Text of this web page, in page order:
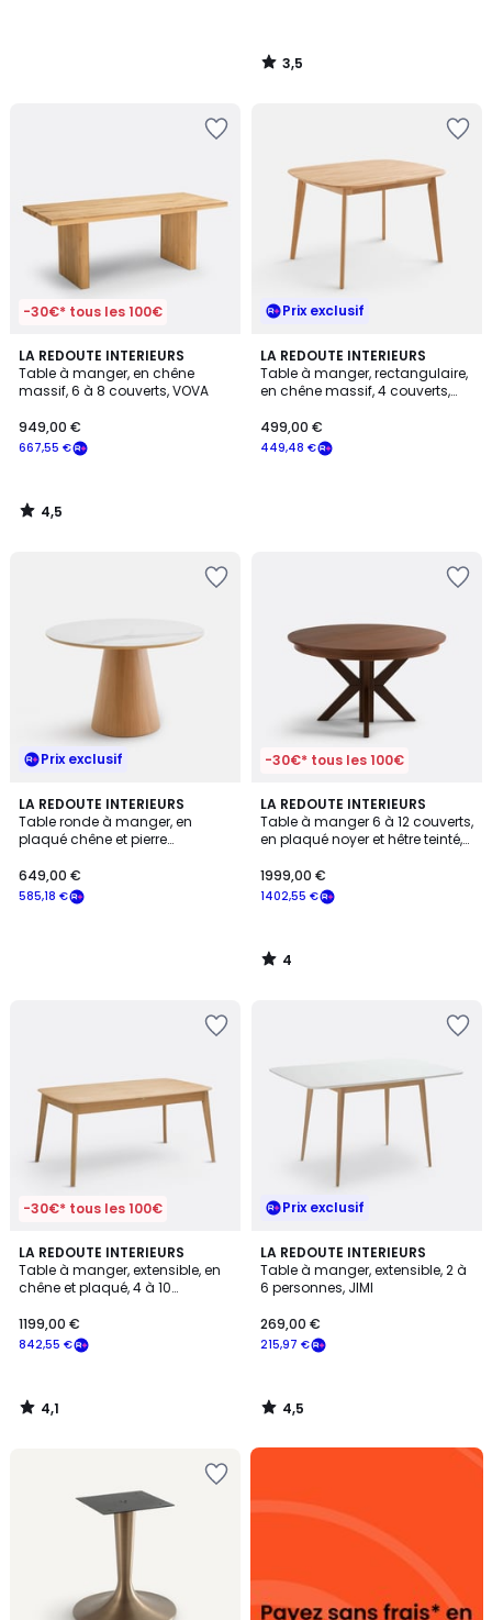
3,5
/
-30€* tous les 100€
LA REDOUTE INTERIEURS
Table à manger, en chêne
massif, 6 à 8 couverts, VOVA
667,55 €
949,00 €
4,5
/ 5
4,5
/
Prix exclusif
LA REDOUTE INTERIEURS
Table à manger, rectangulaire,
en chêne massif, 4 couverts,
449,48 €
499,00 €
Prix exclusif
LA REDOUTE INTERIEURS
Table ronde à manger, en
plaqué chêne et pierre
585,18 €
649,00 €
-30€* tous les 100€
LA REDOUTE INTERIEURS
Table à manger 6 à 12 couverts,
en plaqué noyer et hêtre teinté,
1402,55 €
1999,00 €
4
/
5
4
/
-30€* tous les 100€
LA REDOUTE INTERIEURS
Table à manger, extensible, en
chêne et plaqué, 4 à 10
842,55 €
1199,00 €
4,1
/ 5
4,1
/
Prix exclusif
LA REDOUTE INTERIEURS
Table à manger, extensible, 2 à
6 personnes, JIMI
215,97 €
269,00 €
4,5
/ 5
4,5
/
Alma
sans